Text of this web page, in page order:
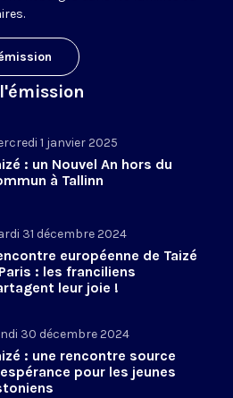
1 janvier 2025
: un Nouvel An hors du
à Tallinn
31 décembre 2024
européenne de Taizé
: les franciliens
leur joie !
30 décembre 2024
: une rencontre source
pour les jeunes